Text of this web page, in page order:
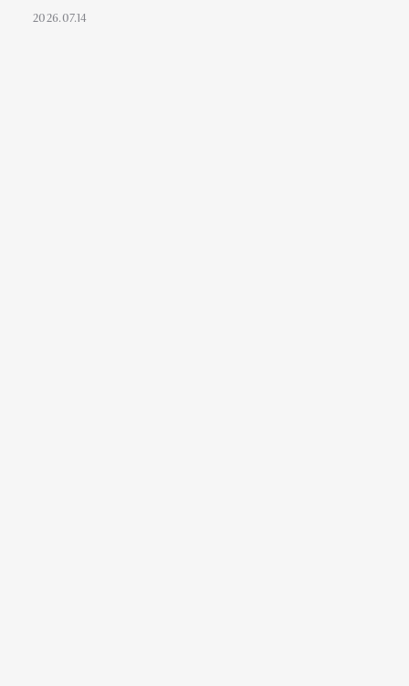
2026.07.14